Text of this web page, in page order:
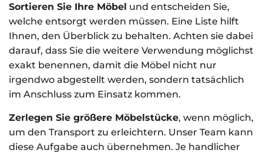
Sortieren Sie Ihre Möbel und entscheiden Sie,
welche entsorgt werden müssen. Eine Liste hilft
Ihnen, den Überblick zu behalten. Achten sie dabei
darauf, dass Sie die weitere Verwendung möglichst
exakt benennen, damit die Möbel nicht nur
irgendwo abgestellt werden, sondern tatsächlich
im Anschluss zum Einsatz kommen.
Zerlegen Sie größere Möbelstücke, wenn möglich,
um den Transport zu erleichtern. Unser Team kann
diese Aufgabe auch übernehmen. Je handlicher